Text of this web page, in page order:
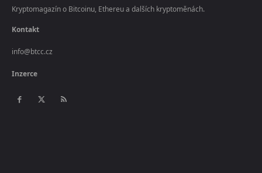
Kryptomagazín o Bitcoinu, Ethereu a dalších kryptoměnách.
Kontakt
info@btcc.cz
Inzerce